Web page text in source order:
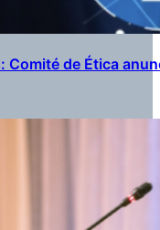
Comité de Ética